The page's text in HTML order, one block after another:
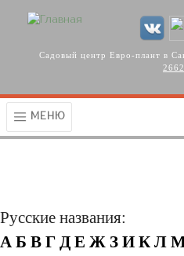
Садовый центр Евро-плант в
2662
МЕНЮ
Русские названия:
А Б В Г Д Е Ж З И К Л